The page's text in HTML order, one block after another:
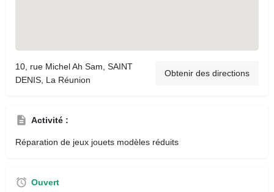
10, rue Michel Ah Sam, SAINT
DENIS, La Réunion
Obtenir des directions
Activité :
Réparation de jeux jouets modèles réduits
Ouvert